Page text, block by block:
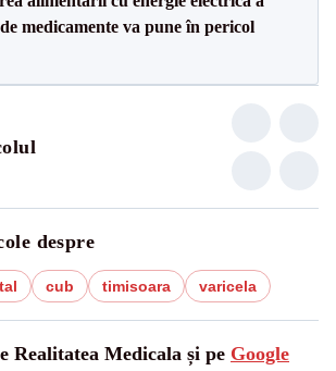
medicamente va pune în pericol
despre
cub timisoara varicela
Realitatea Medicala și pe Google